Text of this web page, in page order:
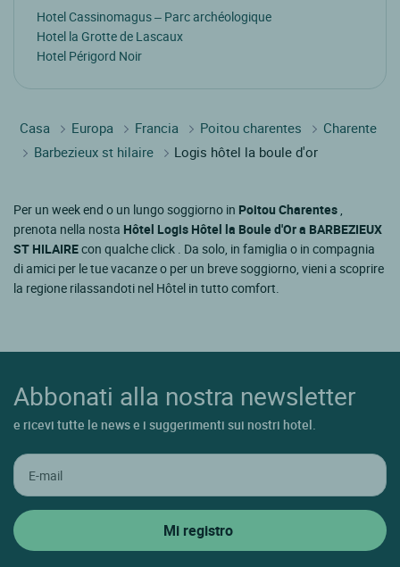
Hotel Cassinomagus – Parc archéologique
Hotel la Grotte de Lascaux
Hotel Périgord Noir
Casa Europa Francia Poitou charentes
Charente
Barbezieux st hilaire
Logis hôtel la boule d'or
Per un week end o un lungo soggiorno in Poitou Charentes ,
prenota nella nosta Hôtel Logis Hôtel la Boule d'Or a BARBEZIEUX
ST HILAIREcon qualche click . Da solo, in famiglia o in compagnia
di amici per le tue vacanze o per un breve soggiorno, vieni a scoprire
la regione rilassandoti nel Hôtel in tutto comfort.
Abbonati alla nostra newsletter
e ricevi tutte le news e i suggerimenti sui nostri hotel.